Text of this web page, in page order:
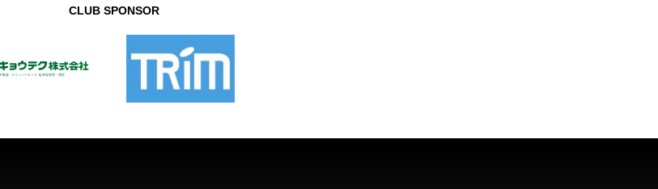
CLUB SPONSOR